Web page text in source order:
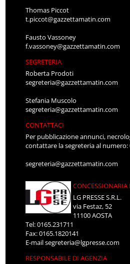
Thomas Piccot
t.piccot@gazzettamatin.com
Fausto Vassoney
f.vassoney@gazzettamatin.com
SEGRETERIA
Roberta Prodoti
segreteria@gazzettamatin.com
Stefania Muscolo
segreteria@gazzettamatin.com
CONTATTACI
Per pubblicazione annunci,
contattare la segreteria al numero:
segreteria@gazzettamatin.com
LG PRESSE S.R.L.
via Festaz, 52
11100 AOSTA
Tel: 0165.231711
Fax: 0165.1820141
E-mailsegreteria@lgpresse.com
RESPONSABILE DI AGENZIA